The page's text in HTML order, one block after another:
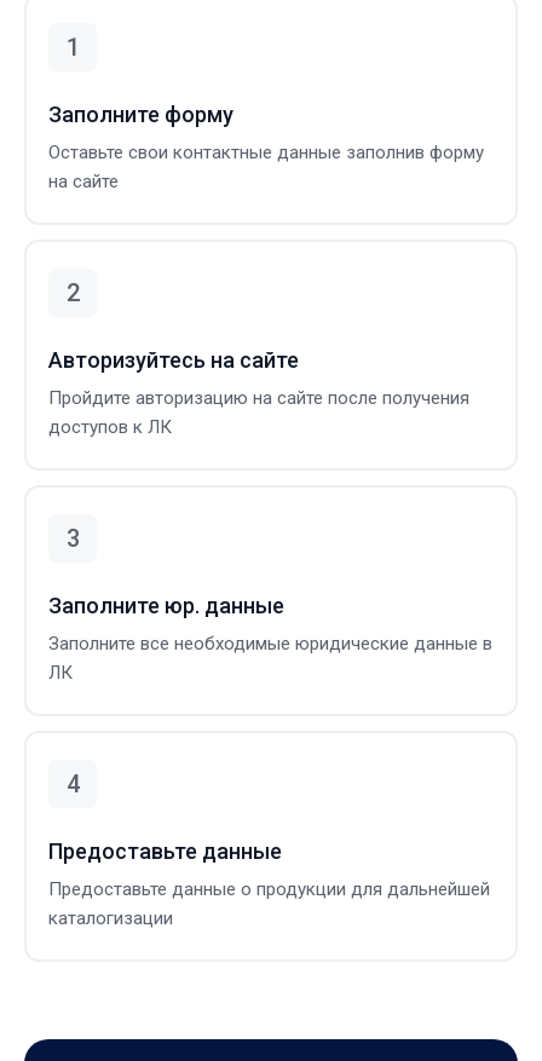
Заполните форму
Оставьте свои контактные данные заполнив форму
на сайте
Авторизуйтесь на сайте
Пройдите авторизацию на сайте после получения
доступов к ЛК
Заполните юр. данные
Заполните все необходимые юридические данные в
ЛК
Предоставьте данные
Предоставьте данные о продукции для дальнейшей
каталогизации